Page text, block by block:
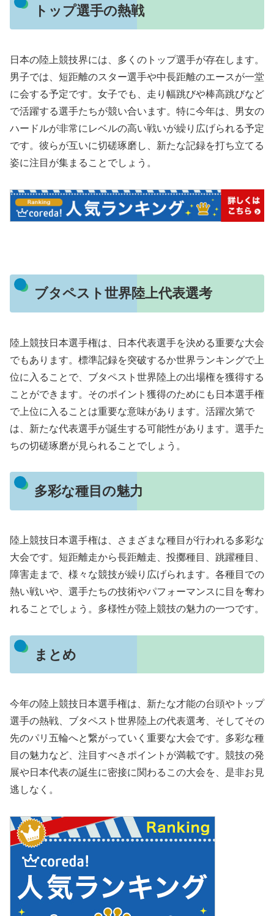
トップ選手の熱戦
日本の陸上競技界には、多くのトップ選手が存在します。
男子では、短距離のスター選手や中長距離のエースが一堂
に会する予定です。女子でも、走り幅跳びや棒高跳びなど
で活躍する選手たちが競い合います。特に今年は、男女の
ハードルが非常にレベルの高い戦いが繰り広げられる予定
です。彼らが互いに切磋琢磨し、新たな記録を打ち立てる
姿に注目が集まることでしょう。
ブタペスト世界陸上代表選考
陸上競技日本選手権は、日本代表選手を決める重要な大会
でもあります。標準記録を突破するか世界ランキングで上
位に入ることで、ブタペスト世界陸上の出場権を獲得する
ことができます。そのポイント獲得のためにも日本選手権
で上位に入ることは重要な意味があります。活躍次第で
は、新たな代表選手が誕生する可能性があります。選手た
ちの切磋琢磨が見られることでしょう。
多彩な種目の魅力
陸上競技日本選手権は、さまざまな種目が行われる多彩な
大会です。短距離走から長距離走、投擲種目、跳躍種目、
障害走まで、様々な競技が繰り広げられます。各種目での
熱い戦いや、選手たちの技術やパフォーマンスに目を奪わ
れることでしょう。多様性が陸上競技の魅力の一つです。
まとめ
今年の陸上競技日本選手権は、新たな才能の台頭やトップ
選手の熱戦、ブタペスト世界陸上の代表選考、そしてその
先のパリ五輪へと繋がっていく重要な大会です。多彩な種
目の魅力など、注目すべきポイントが満載です。競技の発
展や日本代表の誕生に密接に関わるこの大会を、是非お見
逃しなく。